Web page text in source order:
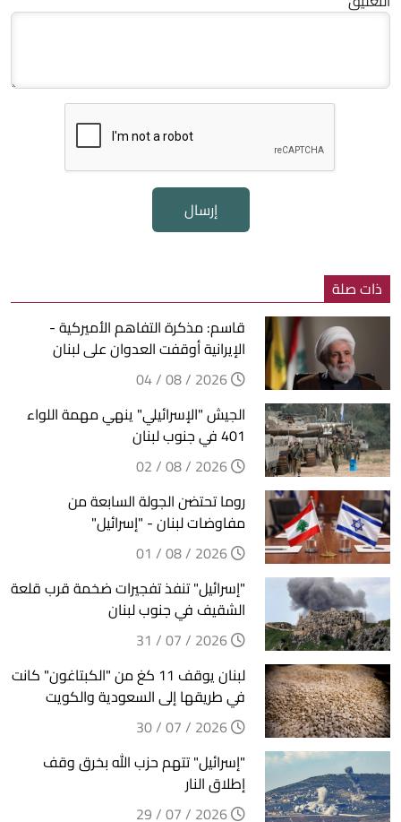
إرسال
ذات صلة
قاسم: مذكرة التفاهم الأميركية -
الإيرانية أوقفت العدوان على لبنان
الجيش "الإسرائيلي" ينهي مهمة اللواء
401 في جنوب لبنان
روما تحتضن الجولة السابعة من
مفاوضات لبنان - "إسرائيل"
"إسرائيل" تنفذ تفجيرات ضخمة قرب قلعة
الشقيف في جنوب لبنان
لبنان يوقف 11 كغ من "الكبتاغون" كانت
في طريقها إلى السعودية والكويت
"إسرائيل" تتهم حزب الله بخرق وقف
إطلاق النار